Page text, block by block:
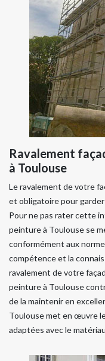
Ravalement
à Toulouse
Le ravalement de votre
et obligatoire pour
Pour ne pas rater cette
peinture à Toulouse se
conformément aux
compétence et la
ravalement de votre
peinture à Toulouse
de la maintenir en
Toulouse met en œuvre
adaptées avec le